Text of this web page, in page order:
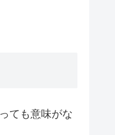
ても意味がな